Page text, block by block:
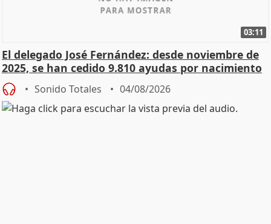
03:11
El delegado José Fernández: desde noviembre de
2025, se han cedido 9.810 ayudas por nacimiento
Sonido Totales 04/08/2026